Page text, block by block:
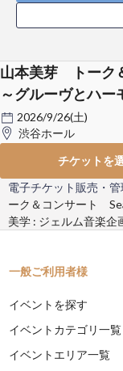
山本美芽 トーク
～グルーヴとハー
2026/9/26(土)
渋谷ホール
チケットを
電子チケット販売・
ーク＆コンサート
美学 : ジェルム音楽企
一般ご利用者様
イベントを探す
イベントカテゴリ一覧
イベントエリア一覧